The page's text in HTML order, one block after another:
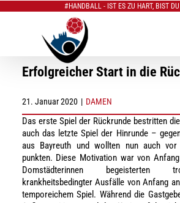
#HANDBALL - IST ES ZU HART, BIST
Erfolgreicher Start in die
21. Januar 2020 | DAMEN
Das erste Spiel der Rückrunde bestritten
auch das letzte Spiel der Hinrunde –
aus Bayreuth und wollten nun auch vor
punkten. Diese Motivation warvon
Domstädterinnen
begeisterten
krankheitsbedingter Ausfälle von Anfang an
temporeichem Spiel. Während die